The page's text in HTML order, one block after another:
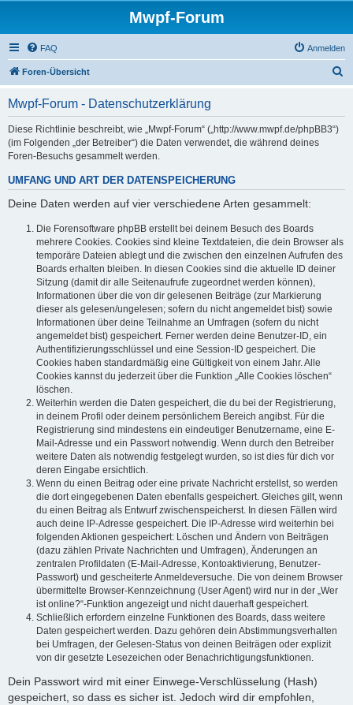
Mwpf-Forum
FAQ Anmelden
Foren-Übersicht
Mwpf-Forum - Datenschutzerklärung
Diese Richtlinie beschreibt, wie „Mwpf-Forum“ („http://www.mwpf.de/phpBB3“)
(im Folgenden „der Betreiber“) die Daten verwendet, die während deines
Foren-Besuchs gesammelt werden.
UMFANG UND ART DER DATENSPEICHERUNG
Deine Daten werden auf vier verschiedene Arten gesammelt:
Die Forensoftware phpBB erstellt bei deinem Besuch des Boards
mehrere Cookies. Cookies sind kleine Textdateien, die dein Browser als
temporäre Dateien ablegt und die zwischen den einzelnen Aufrufen des
Boards erhalten bleiben. In diesen Cookies sind die aktuelle ID deiner
Sitzung (damit dir alle Seitenaufrufe zugeordnet werden können),
Informationen über die von dir gelesenen Beiträge (zur Markierung
dieser als gelesen/ungelesen; sofern du nicht angemeldet bist) sowie
Informationen über deine Teilnahme an Umfragen (sofern du nicht
angemeldet bist) gespeichert. Ferner werden deine Benutzer-ID, ein
Authentifizierungsschlüssel und eine Session-ID gespeichert. Die
Cookies haben standardmäßig eine Gültigkeit von einem Jahr. Alle
Cookies kannst du jederzeit über die Funktion „Alle Cookies löschen“
löschen.
Weiterhin werden die Daten gespeichert, die du bei der Registrierung,
in deinem Profil oder deinem persönlichem Bereich angibst. Für die
Registrierung sind mindestens ein eindeutiger Benutzername, eine E-
Mail-Adresse und ein Passwort notwendig. Wenn durch den Betreiber
weitere Daten als notwendig festgelegt wurden, so ist dies für dich vor
deren Eingabe ersichtlich.
Wenn du einen Beitrag oder eine private Nachricht erstellst, so werden
die dort eingegebenen Daten ebenfalls gespeichert. Gleiches gilt, wenn
du einen Beitrag als Entwurf zwischenspeicherst. In diesen Fällen wird
auch deine IP-Adresse gespeichert. Die IP-Adresse wird weiterhin bei
folgenden Aktionen gespeichert: Löschen und Ändern von Beiträgen
(dazu zählen Private Nachrichten und Umfragen), Änderungen an
zentralen Profildaten (E-Mail-Adresse, Kontoaktivierung, Benutzer-
Passwort) und gescheiterte Anmeldeversuche. Die von deinem Browser
übermittelte Browser-Kennzeichnung (User Agent) wird nur in der „Wer
ist online?“-Funktion angezeigt und nicht dauerhaft gespeichert.
Schließlich erfordern einzelne Funktionen des Boards, dass weitere
Daten gespeichert werden. Dazu gehören dein Abstimmungsverhalten
bei Umfragen, der Gelesen-Status von deinen Beiträgen oder explizit
von dir gesetzte Lesezeichen oder Benachrichtigungsfunktionen.
Dein Passwort wird mit einer Einwege-Verschlüsselung (Hash)
gespeichert, so dass es sicher ist. Jedoch wird dir empfohlen,